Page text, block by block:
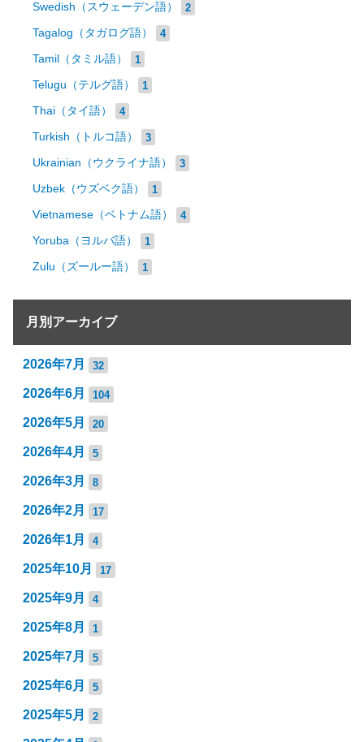
Swedish（スウェーデン語） 2
Tagalog（タガログ語） 4
Tamil（タミル語） 1
Telugu（テルグ語） 1
Thai（タイ語） 4
Turkish（トルコ語） 3
Ukrainian（ウクライナ語） 3
Uzbek（ウズベク語） 1
Vietnamese（ベトナム語） 4
Yoruba（ヨルバ語） 1
Zulu（ズールー語） 1
月別アーカイブ
2026年7月 32
2026年6月 104
2026年5月 20
2026年4月 5
2026年3月 8
2026年2月 17
2026年1月 4
2025年10月 17
2025年9月 4
2025年8月 1
2025年7月 5
2025年6月 5
2025年5月 2